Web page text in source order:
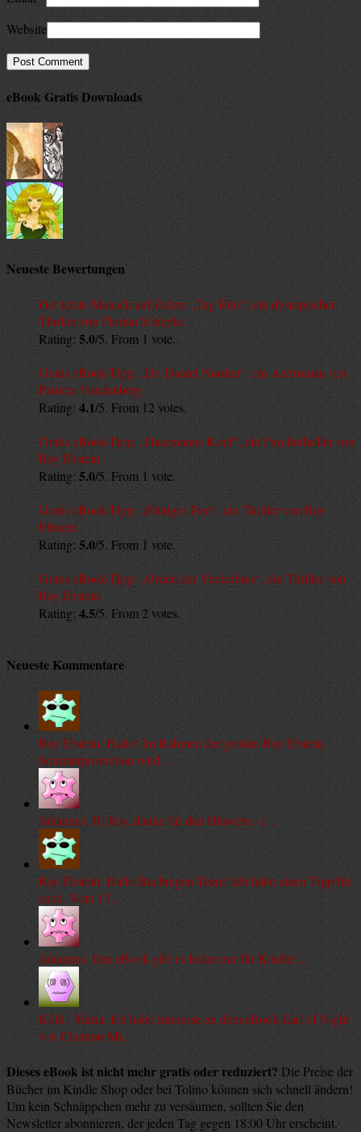
Website
eBook Gratis Downloads
Neueste Bewertungen
Der letzte Mensch auf Erden: „Tag Eins“, ein dystopischer
Thriller von Florian Schepke
Rating: 5.0/5. From 1 vote.
Gratis eBook-Tipp: „Dr. Daniel Norden“, ein Arztroman von
Patricia Vandenberg
Rating: 4.1/5. From 12 votes.
Gratis eBook-Tipp: „Haarmanns Kopf“, ein Psychothriller von
Roy Ebstein
Rating: 5.0/5. From 1 vote.
Gratis eBook-Tipp: „Blutiges Fest“, ein Thriller von Roy
Ebstein
Rating:5.0/5. From 1 vote.
Gratis eBook-Tipp: „Orden der Verderbnis“, ein Thriller von
Roy Ebstein
Rating:4.5/5. From 2 votes.
Neueste Kommentare
Roy Ebstein: Hallo! Im Rahmen der großen Roy Ebstein
Sommerpromotion wird...
Johannes: Hi Roy, danke für den Hinweis :-)...
Roy Ebstein: Hallo Buchregen-Team! Ich habe einen Tipp für
euch. Vom 17....
Johannes: Das eBook gibt es leider nur für Kindle!...
Köhl , Maria: Ich habe Interesse an dem eBook Earl of Night
von Clannon Mi...
Dieses eBook ist nicht mehr gratis oder reduziert?Die Preise der
Bücher im Kindle Shop oder bei Tolino können sich schnell ändern!
Um kein Schnäppchen mehr zu versäumen, sollten Sie den
Newsletter abonnieren, der jeden Tag gegen 18:00 Uhr erscheint.